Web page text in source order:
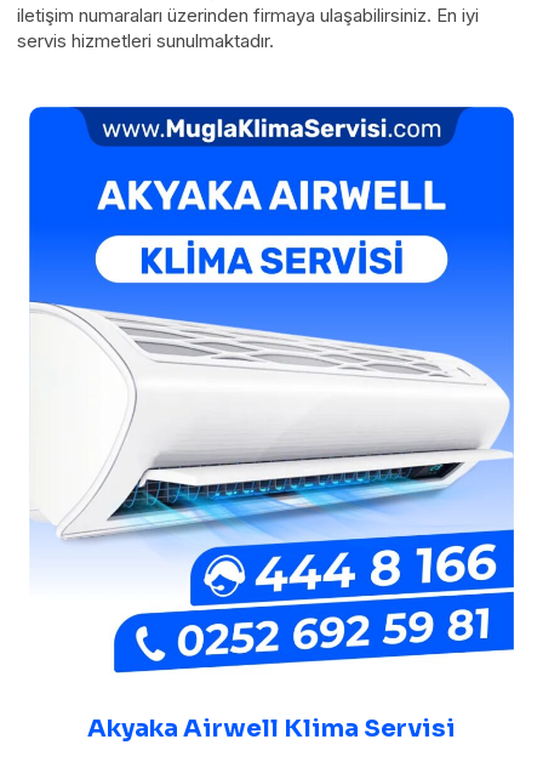
iletişim numaraları üzerinden firmaya ulaşabilirsiniz. En iyi
servis hizmetleri sunulmaktadır.
Akyaka Airwell Klima Servisi